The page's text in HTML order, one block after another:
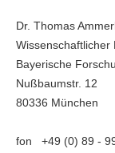
Dr. Thomas
Wissenschaftlicher
Bayerische
Nußbaumstr. 12
80336 München
fon +49 (0) 89 -